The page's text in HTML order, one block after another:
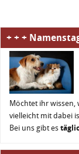
+ + +
Möchtet ihr
vielleicht mit dabei
Bei uns gibt es